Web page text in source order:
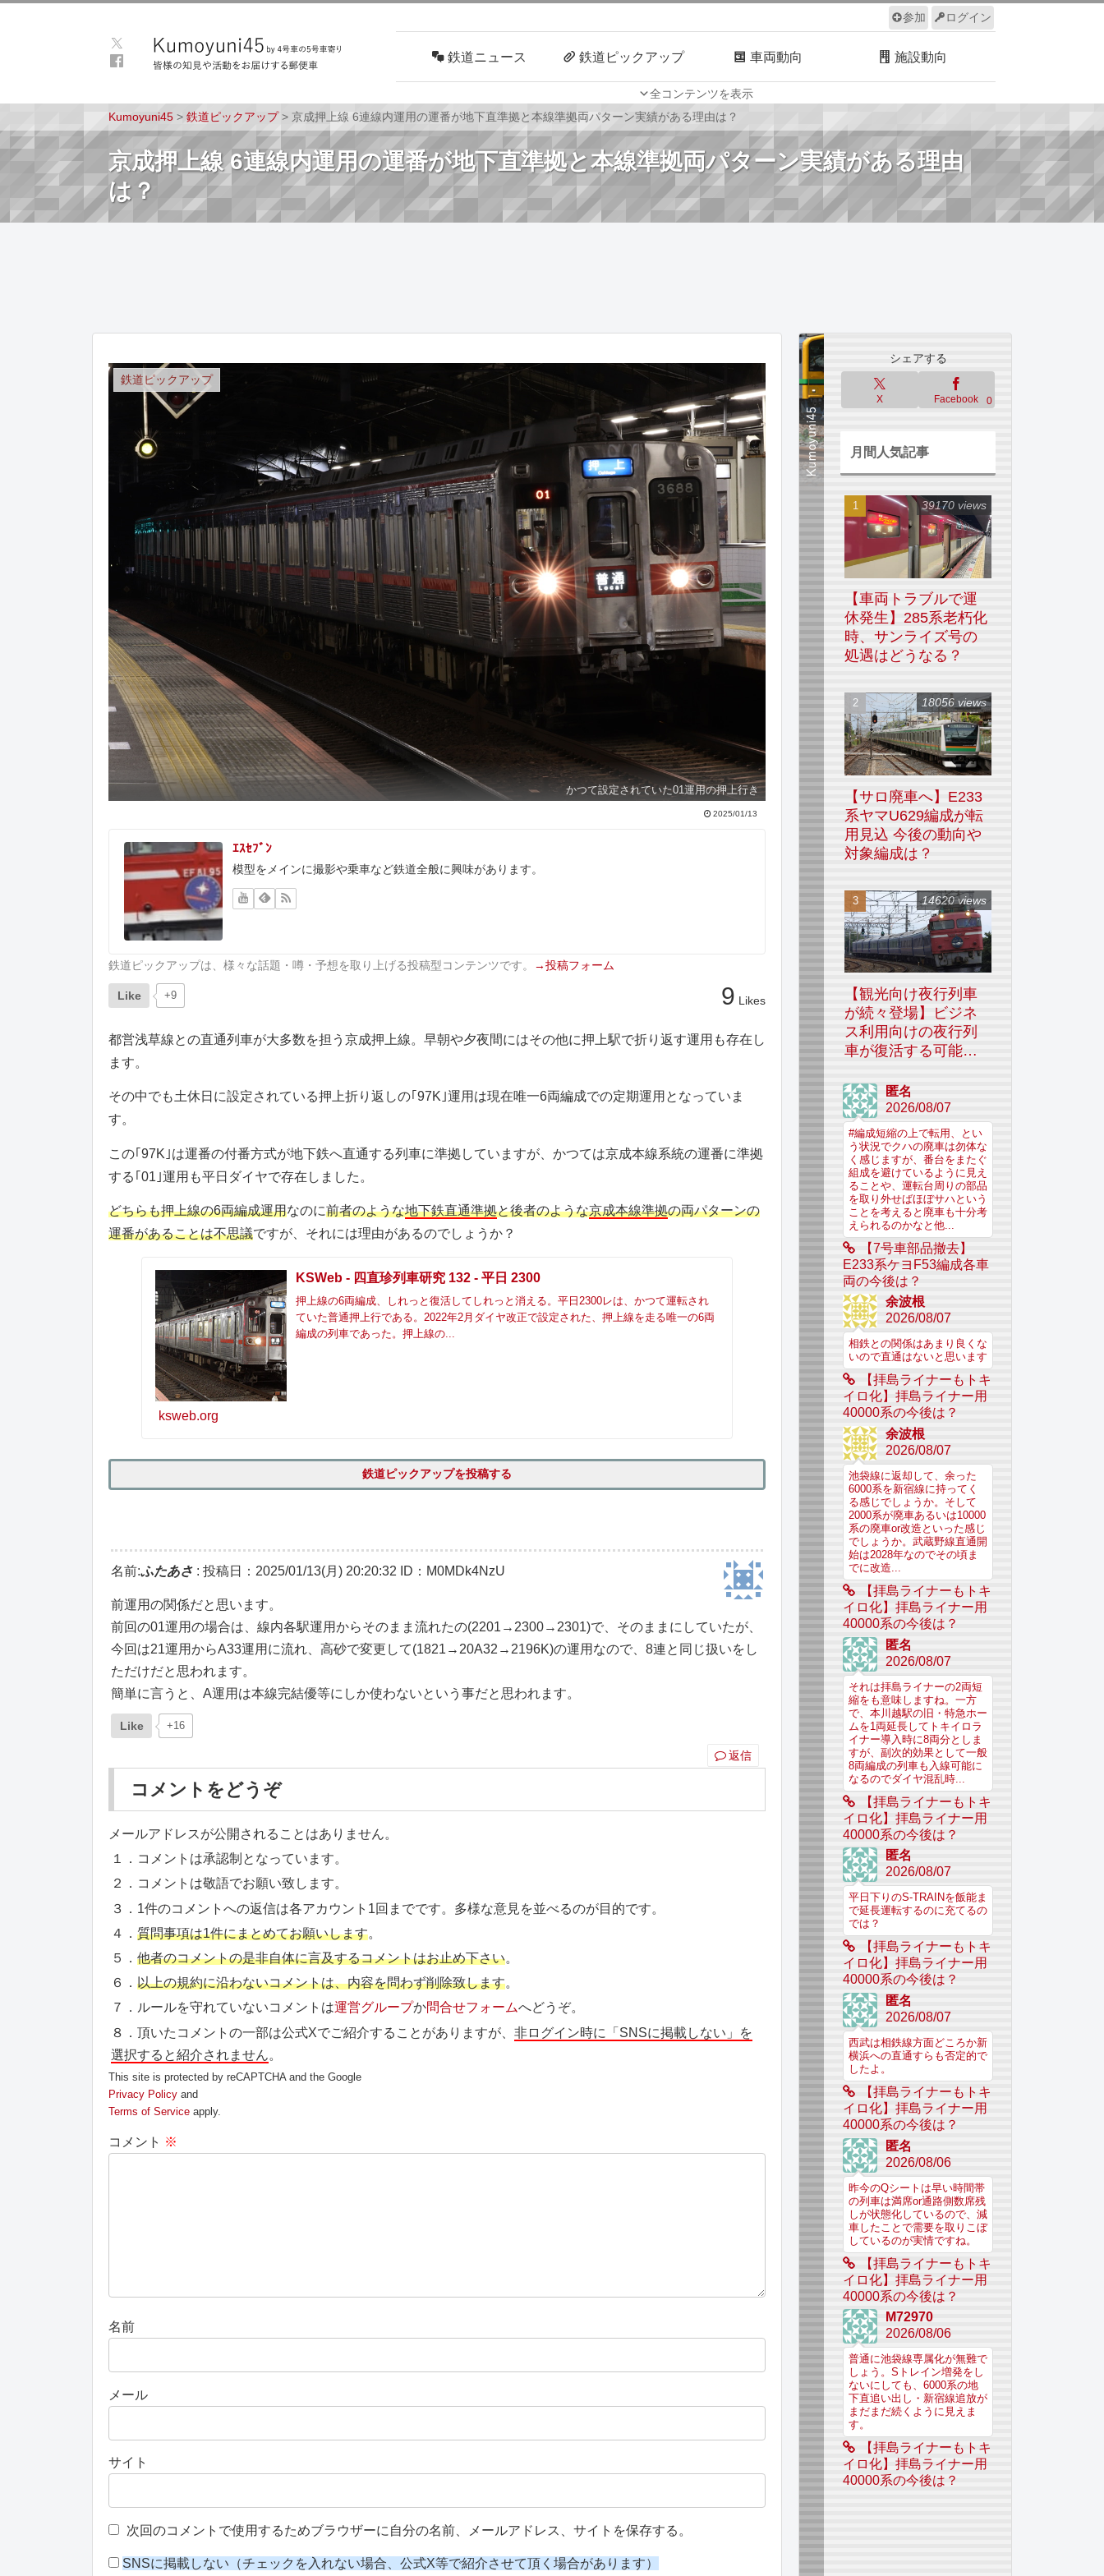
ログイン
参加
全コンテンツを表示
鉄道ニュース 鉄道ピックアップ 車両動向 施設動向
車両技術 路線探訪 ルール サイトについて
Kumoyuni45 > 鉄道ピックアップ> 京成押上線 6連線内運用の運番が地下直準拠と本線準拠両パターン実績がある理由は？
京成押上線 6連線内運用の運番が地下直準拠と本線準拠両パターン実績がある理由
は？
鉄道ピックアップ
かつて設定されていた01運用の押上行き
2025/01/13
ｴｽｾﾌﾞﾝ
模型をメインに撮影や乗車など鉄道全般に興味があります。
鉄道ピックアップは、様々な話題・噂・予想を取り上げる投稿型コンテンツです。 →投稿フォーム
Like +9 9 Likes
都営浅草線との直通列車が大多数を担う京成押上線。早朝や夕夜間にはその他に押上駅で折り返す運用も存在し
ます。
その中でも土休日に設定されている押上折り返しの｢97K｣運用は現在唯一6両編成での定期運用となっていま
す。
この｢97K｣は運番の付番方式が地下鉄へ直通する列車に準拠していますが、かつては京成本線系統の運番に準拠
する｢01｣運用も平日ダイヤで存在しました。
どちらも押上線の6両編成運用なのに前者のような地下鉄直通準拠と後者のような京成本線準拠の両パターンの
運番があることは不思議ですが、それには理由があるのでしょうか？
KSWeb - 四直珍列車研究 132 - 平日 2300
押上線の6両編成、しれっと復活してしれっと消える。平日2300レは、かつて運転され
ていた普通押上行である。2022年2月ダイヤ改正で設定された、押上線を走る唯一の6両
編成の列車であった。押上線の...
ksweb.org
鉄道ピックアップを投稿する
名前:ふたあさ : 投稿日：2025/01/13(月) 20:20:32 ID：M0MDk4NzU
前運用の関係だと思います。
前回の01運用の場合は、線内各駅運用からそのまま流れたの(2201→2300→2301)で、そのままにしていたが、
今回は21運用からA33運用に流れ、高砂で変更して(1821→20A32→2196K)の運用なので、8連と同じ扱いをし
ただけだと思われます。
簡単に言うと、A運用は本線完結優等にしか使わないという事だと思われます。
Like +16
返信
コメントをどうぞ
メールアドレスが公開されることはありません。
１．コメントは承認制となっています。
２．コメントは敬語でお願い致します。
３．1件のコメントへの返信は各アカウント1回までです。多様な意見を並べるのが目的です。
４．質問事項は1件にまとめてお願いします。
５．他者のコメントの是非自体に言及するコメントはお止め下さい。
６．以上の規約に沿わないコメントは、内容を問わず削除致します。
７．ルールを守れていないコメントは運営グループか問合せフォームへどうぞ。
８．頂いたコメントの一部は公式Xでご紹介することがありますが、非ログイン時に「SNSに掲載しない」を
選択すると紹介されません。
This site is protected by reCAPTCHA and the Google
Privacy Policy and
Terms of Service apply.
コメント ※
名前
メール
サイト
次回のコメントで使用するためブラウザーに自分の名前、メールアドレス、サイトを保存する。
SNSに掲載しない（チェックを入れない場合、公式X等で紹介させて頂く場合があります）
シェアする
X Facebook 0
月間人気記事
【車両トラブルで運
休発生】285系老朽化
時、サンライズ号の
処遇はどうなる？
39170 views
【サロ廃車へ】E233
系ヤマU629編成が転
用見込 今後の動向や
対象編成は？
18056 views
【観光向け夜行列車
が続々登場】ビジネ
ス利用向けの夜行列
車が復活する可能性
14620 views
匿名
2026/08/07
#編成短縮の上で転用、とい
う状況でクハの廃車は勿体な
く感じますが、番台をまたぐ
組成を避けているように見え
ることや、運転台周りの部品
を取り外せばほぼサハという
ことを考えると廃車も十分考
えられるのかなと他...
【7号車部品撤去】
E233系ケヨF53編成各車
両の今後は？
余波根
2026/08/07
相鉄との関係はあまり良くな
いので直通はないと思います
【拝島ライナーもトキ
イロ化】拝島ライナー用
40000系の今後は？
余波根
2026/08/07
池袋線に返却して、余った
6000系を新宿線に持ってく
る感じでしょうか。そして
2000系が廃車あるいは10000
系の廃車or改造といった感じ
でしょうか。武蔵野線直通開
始は2028年なのでその頃ま
でに改造...
【拝島ライナーもトキ
イロ化】拝島ライナー用
40000系の今後は？
匿名
2026/08/07
それは拝島ライナーの2両短
縮をも意味しますね。一方
で、本川越駅の旧・特急ホー
ムを1両延長してトキイロラ
イナー導入時に8両分としま
すが、副次的効果として一般
8両編成の列車も入線可能に
なるのでダイヤ混乱時...
【拝島ライナーもトキ
イロ化】拝島ライナー用
40000系の今後は？
匿名
2026/08/07
平日下りのS-TRAINを飯能ま
で延長運転するのに充てるの
では？
【拝島ライナーもトキ
イロ化】拝島ライナー用
40000系の今後は？
匿名
2026/08/07
西武は相鉄線方面どころか新
横浜への直通すらも否定的で
したよ。
【拝島ライナーもトキ
イロ化】拝島ライナー用
40000系の今後は？
匿名
2026/08/06
昨今のQシートは早い時間帯
の列車は満席or通路側数席残
しが状態化しているので、減
車したことで需要を取りこぼ
しているのが実情ですね。
【拝島ライナーもトキ
イロ化】拝島ライナー用
40000系の今後は？
M72970
2026/08/06
普通に池袋線専属化が無難で
しょう。Sトレイン増発をし
ないにしても、6000系の地
下直追い出し・新宿線追放が
まだまだ続くように見えま
す。
【拝島ライナーもトキ
イロ化】拝島ライナー用
40000系の今後は？